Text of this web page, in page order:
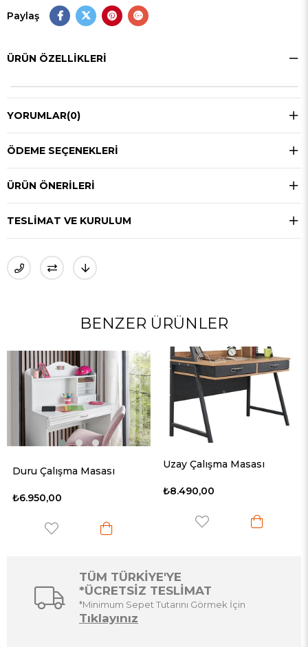
Paylaş
ÜRÜN ÖZELLIKLERI
YORUMLAR(0)
ÖDEME SEÇENEKLERI
ÜRÜN ÖNERILERI
TESLIMAT VE KURULUM
BENZER ÜRÜNLER
Uzay Çalışma Masası
Flash Çalışma Masası
₺5.000,00
TÜM TÜRKİYE'YE
*ÜCRETSİZ TESLİMAT
*Minimum Sepet Tutarını Görmek İçin
Tıklayınız